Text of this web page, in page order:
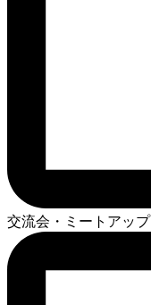
交流会・ミートアップ